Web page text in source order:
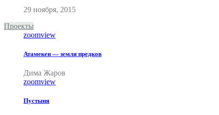
29 ноября, 2015
Проекты
zoomview
Атамекен — земля предков
Дима Жаров
zoomview
Пустыня